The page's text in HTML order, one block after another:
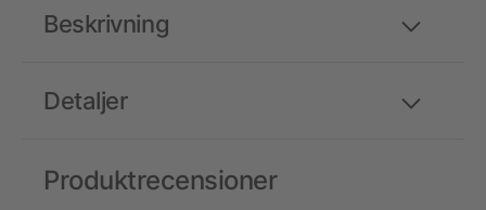
Detaljer
Beskrivning
Produktrecensioner